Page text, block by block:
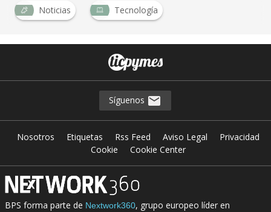
Noticias Tecnología
Síguenos
Nosotros Etiquetas Rss Feed Aviso Legal
Privacidad
Cookie
Cookie Center
BPS forma parte de Nextwork360, grupo europeo líder en